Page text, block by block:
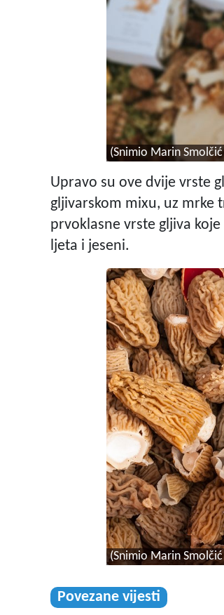
(Snimio Marin Smolčić
Upravo su ove dvije vrste
gljivarskom mixu, uz mrke
prvoklasne vrste gljiva
ljeta i jeseni.
(Snimio Marin Smolčić
Povezane vijesti